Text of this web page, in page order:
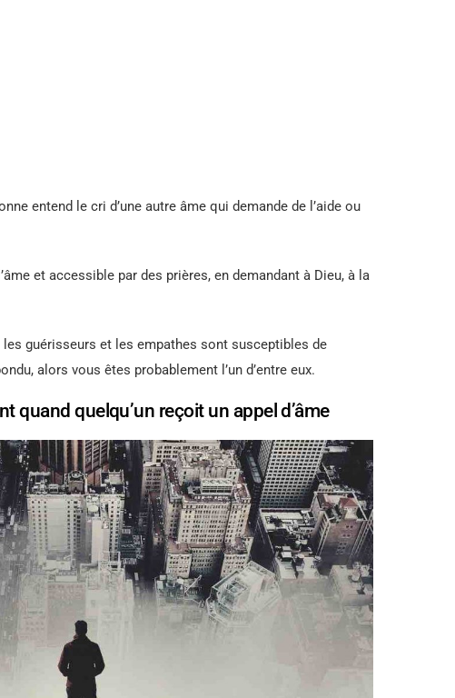
entend le cri d’une autre âme qui demande de l’aide ou
et accessible par des prières, en demandant à Dieu, à la
guérisseurs et les empathes sont susceptibles de
alors vous êtes probablement l’un d’entre eux.
quand quelqu’un reçoit un appel d’âme